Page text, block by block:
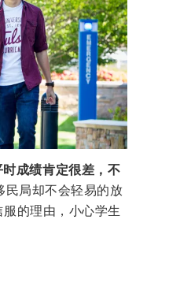
成绩肯定很差，不
民局却不会轻易的放
的理由，小心学生